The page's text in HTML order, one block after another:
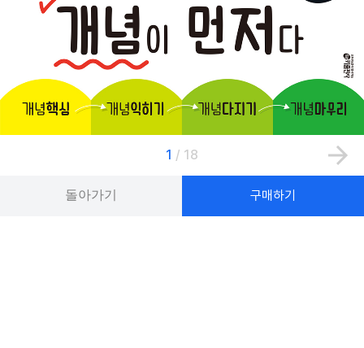
1 / 18
돌아가기 구매하기